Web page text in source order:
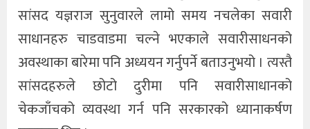
सांसद यज्ञराज सुनुवारले लामो समय नचलेका सवारी
साधानहरु चाडवाडमा चल्ने भएकाले सवारीसाधनको
अवस्थाका बारेमा पनि अध्ययन गर्नुपर्ने बताउनुभयो । त्यस्तै
सांसदहरुले छोटो दुरीमा पनि सवारीसाधानको
चेकजाँचको व्यवस्था गर्न पनि सरकारको ध्यानाकर्षण